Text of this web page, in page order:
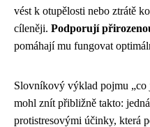
vést k otupělosti nebo ztrátě
cíleněji. Podporují
pomáhají mu fungovat
Slovníkový výklad pojmu „co
mohl znít přibližně takto:
protistresovými účinky, která